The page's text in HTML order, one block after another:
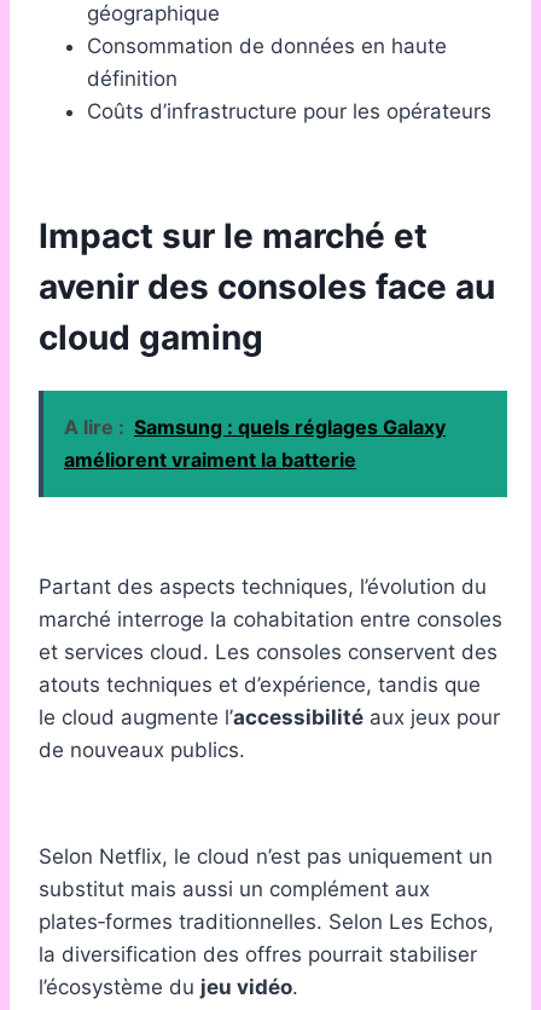
géographique
Consommation de données en haute
définition
Coûts d’infrastructure pour les opérateurs
Impact sur le marché et
avenir des consoles face au
cloud gaming
A lire : Samsung : quels réglages Galaxy
améliorent vraiment la batterie
Partant des aspects techniques, l’évolution du
marché interroge la cohabitation entre consoles
et services cloud. Les consoles conservent des
atouts techniques et d’expérience, tandis que
le cloud augmente l’accessibilité aux jeux pour
de nouveaux publics.
Selon Netflix, le cloud n’est pas uniquement un
substitut mais aussi un complément aux
plates‑formes traditionnelles. Selon Les Echos,
la diversification des offres pourrait stabiliser
l’écosystème du jeu vidéo.